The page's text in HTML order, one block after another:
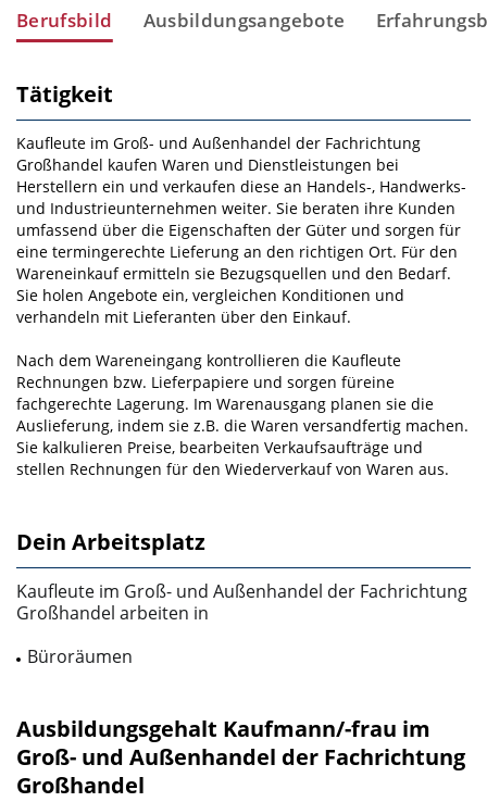
Berufsbild Ausbildungsangebote
Tätigkeit
Kaufleute im Groß- und Außenhandel der Fachrichtung
Großhandel kaufen Waren und Dienstleistungen bei
Herstellern ein und verkaufen diese an Handels-, Handwerks-
und Industrieunternehmen weiter. Sie beraten ihre Kunden
umfassend über die Eigenschaften der Güter und sorgen für
eine termingerechte Lieferung an den richtigen Ort. Für den
Wareneinkauf ermitteln sie Bezugsquellen und den Bedarf.
Sie holen Angebote ein, vergleichen Konditionen und
verhandeln mit Lieferanten über den Einkauf.
Nach dem Wareneingang kontrollieren die Kaufleute
Rechnungen bzw. Lieferpapiere und sorgen füreine
fachgerechte Lagerung. Im Warenausgang planen sie die
Auslieferung, indem sie z.B. die Waren versandfertig machen.
Sie kalkulieren Preise, bearbeiten Verkaufsaufträge und
stellen Rechnungen für den Wiederverkauf von Waren aus.
Dein Arbeitsplatz
Kaufleute im Groß- und Außenhandel der Fachrichtung
Großhandel arbeiten in
Büroräumen
Ausbildungsgehalt Kaufmann/-frau im
Groß- und Außenhandel der Fachrichtung
Großhandel